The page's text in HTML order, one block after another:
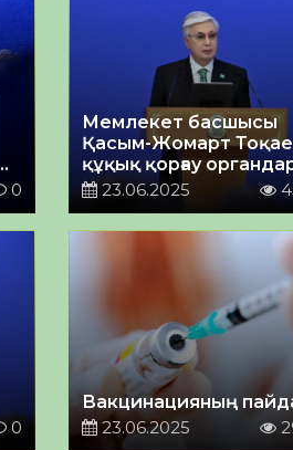
0
Мемлекет басшысы
Қасым-Жомарт
құқық қорғау
кеңейтілген алқа
23.06.2025
0
Вакцинацияның
23.06.2025